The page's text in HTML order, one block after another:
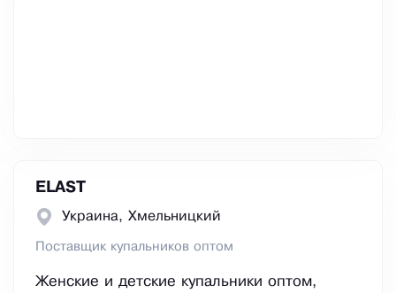
ELAST
Украина, Хмельницкий
Поставщик купальников оптом
Женские и детские купальники оптом,